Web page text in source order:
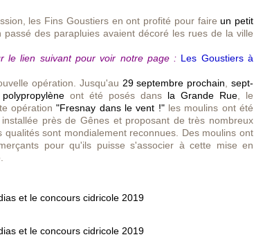
les Fins Goustiers en ont profité pour faireun petit
passé des parapluies avaient décoré les rues de la ville
le lien suivant pour voir notre page : Les Goustiers à
opération. Jusqu'au 29 septembre prochain ,sept-
ont été posés dans la Grande Rue , le
opération"Fresnay dans le vent !"les moulins ont été
installée près de Gênes et proposant de très nombreux
sont mondialement reconnues. Des moulins ont
pour qu'ils puisse s'associer à cette mise en